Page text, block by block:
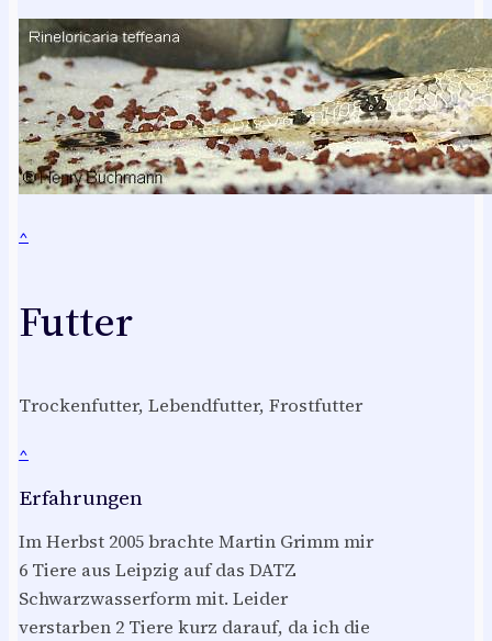
^
Futter
Trockenfutter, Lebendfutter, Frostfutter
^
Erfahrungen
Im Herbst 2005 brachte Martin Grimm mir
6 Tiere aus Leipzig auf das DATZ
Schwarzwasserform mit. Leider
verstarben 2 Tiere kurz darauf, da ich die